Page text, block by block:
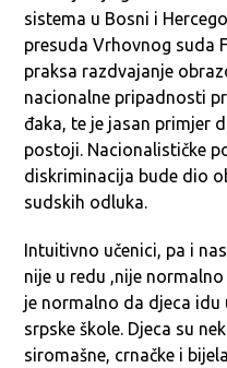
sistema u Bosni i
presuda Vrhovnog suda
praksa razdvajanje
nacionalne pripadnosti
đaka, te je jasan primjer
postoji. Nacionalističke
diskriminacija bude dio
sudskih odluka.
Intuitivno učenici, pa i
nije u redu ,nije
je normalno da djeca idu
srpske škole. Djeca su
siromašne, crnačke i